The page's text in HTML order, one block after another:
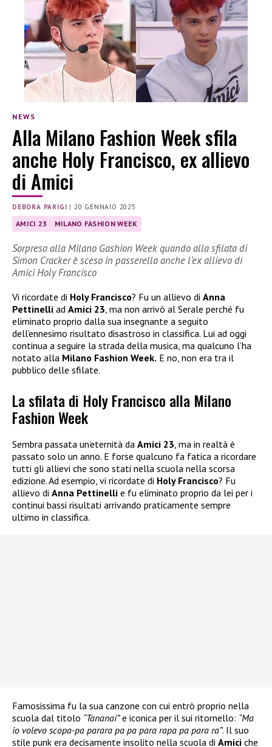
NEWS
Alla Milano Fashion Week sfila
anche Holy Francisco, ex allievo
di Amici
DEBORA PARIGI | 20 GENNAIO 2025
AMICI 23 MILANO FASHION WEEK
Sorpresa alla Milano Gashion Week quando alla sfilata di
Simon Cracker è sceso in passerella anche l’ex allievo di
Amici Holy Francisco
Vi ricordate di Holy Francisco? Fu un allievo di Anna
Pettinelli ad Amici 23 , ma non arrivò al Serale perché fu
eliminato proprio dalla sua insegnante a seguito
dell’ennesimo risultato disastroso in classifica. Lui ad oggi
continua a seguire la strada della musica, ma qualcuno l’ha
notato alla Milano Fashion Week. E no, non era tra il
pubblico delle sfilate.
La sfilata di Holy Francisco alla Milano
Fashion Week
Sembra passata un’eternità da Amici 23, ma in realtà è
passato solo un anno. E forse qualcuno fa fatica a ricordare
tutti gli allievi che sono stati nella scuola nella scorsa
edizione. Ad esempio, vi ricordate di Holy Francisco? Fu
allievo di Anna Pettinelli e fu eliminato proprio da lei per i
continui bassi risultati arrivando praticamente sempre
ultimo in classifica.
Famosissima fu la sua canzone con cui entrò proprio nella
scuola dal titolo “Tananai”e iconica per il sui ritornello: “Ma
io volevo scopa-pa parara pa pa para rapa pa para ra”. Il suo
stile punk era decisamente insolito nella scuola di Amici che